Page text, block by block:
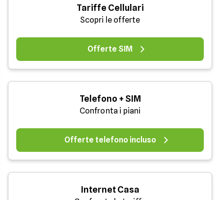
Tariffe Cellulari
Scopri le offerte
Offerte SIM
Telefono + SIM
Confronta i piani
Offerte telefono incluso
Internet Casa